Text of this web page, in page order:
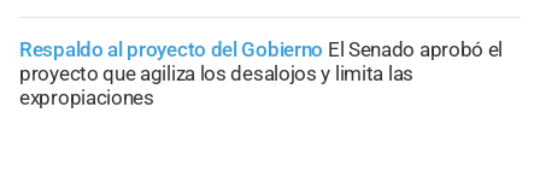
Respaldo al proyecto del Gobierno El Senado aprobó el
proyecto que agiliza los desalojos y limita las
expropiaciones